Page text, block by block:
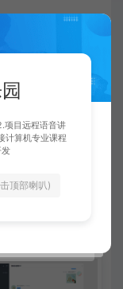
都是给你调试好
的。
项目远程语音讲
计算机专业课程
发
顶部喇叭)